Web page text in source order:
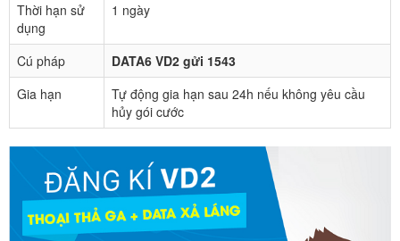
Thời hạn sử
dụng
1 ngày
Cú pháp
DATA6 VD2 gửi 1543
Gia hạn
Tự động gia hạn sau 24h nếu không yêu cầu
hủy gói cước